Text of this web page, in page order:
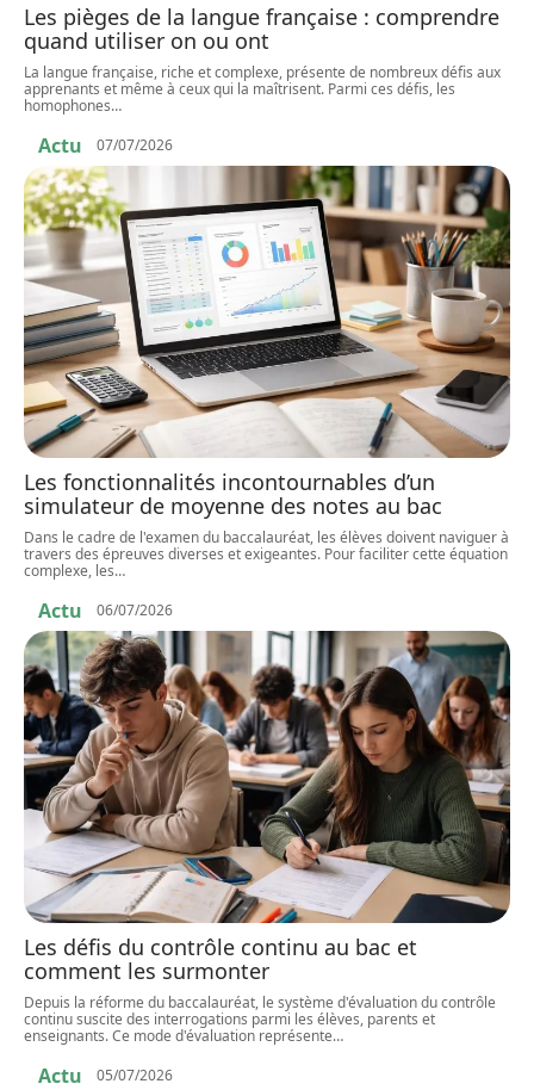
Les pièges de la langue française : comprendre
quand utiliser on ou ont
La langue française, riche et complexe, présente de nombreux défis aux
apprenants et même à ceux qui la maîtrisent. Parmi ces défis, les
homophones…
Actu 07/07/2026
Les fonctionnalités incontournables d’un
simulateur de moyenne des notes au bac
Dans le cadre de l'examen du baccalauréat, les élèves doivent naviguer à
travers des épreuves diverses et exigeantes. Pour faciliter cette équation
complexe, les…
Actu 06/07/2026
Les défis du contrôle continu au bac et
comment les surmonter
Depuis la réforme du baccalauréat, le système d'évaluation du contrôle
continu suscite des interrogations parmi les élèves, parents et
enseignants. Ce mode d'évaluation représente…
Actu 05/07/2026